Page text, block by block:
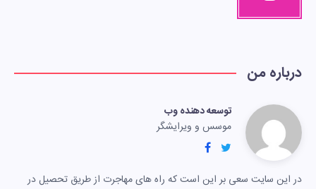
درباره من
توسعه دهنده وب
موسس و ویرایشگر
در این سایت سعی بر این است که راه های مهاجرت از طریق تحصیل در